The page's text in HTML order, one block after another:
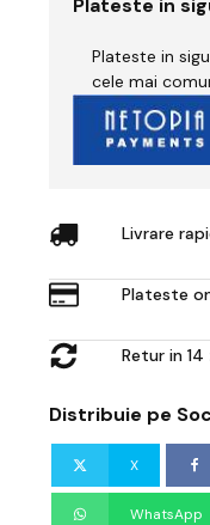
pentru
FRS2400
Plateste in
Plateste in
cele mai
Livrare
Plateste
Retur in 14
Distribuie pe
X
WhatsApp